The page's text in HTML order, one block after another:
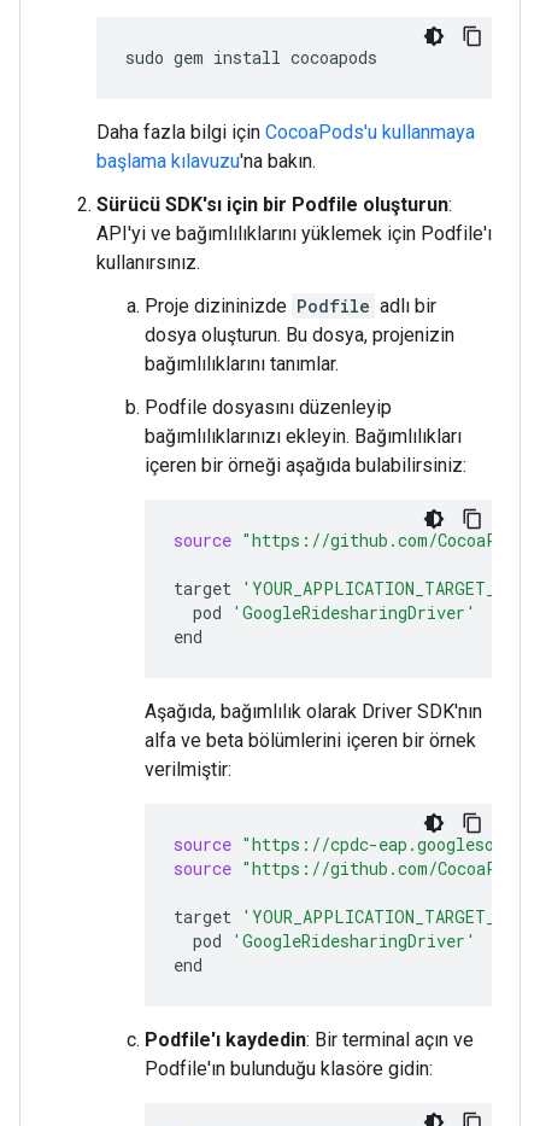
sudo gem install
Daha fazla bilgi için CocoaPods'u kullanmaya
başlama kılavuzu'na bakın.
Sürücü SDK'sı için bir Podfile oluşturun:
API'yi ve bağımlılıklarını yüklemek için Podfile'ı
kullanırsınız.
Proje dizininizde Podfile adlı bir
dosya oluşturun. Bu dosya, projenizin
bağımlılıklarını tanımlar.
Podfile dosyasını düzenleyip
bağımlılıklarınızı ekleyin. Bağımlılıkları
içeren bir örneği aşağıda bulabilirsiniz:
source "https://github.com/
target
pod
'GoogleRidesharingDriver'
Aşağıda, bağımlılık olarak Driver SDK'nın
alfa ve beta bölümlerini içeren bir örnek
verilmiştir:
source "https://cpdc-
source "https://github.com/
target
pod
'GoogleRidesharingDriver'
Podfile'ı kaydedin: Bir terminal açın ve
Podfile'ın bulunduğu klasöre gidin: